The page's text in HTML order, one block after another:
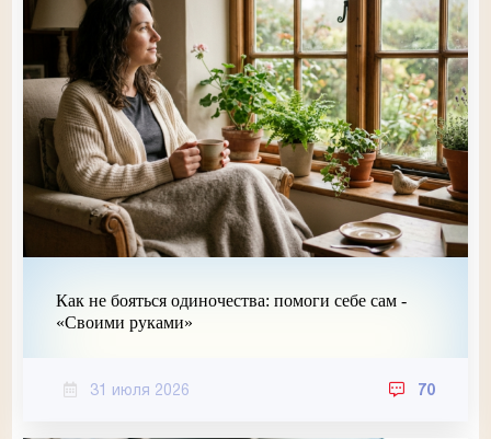
Как не бояться одиночества: помоги себе сам -
«Своими руками»
31 июля 2026 70